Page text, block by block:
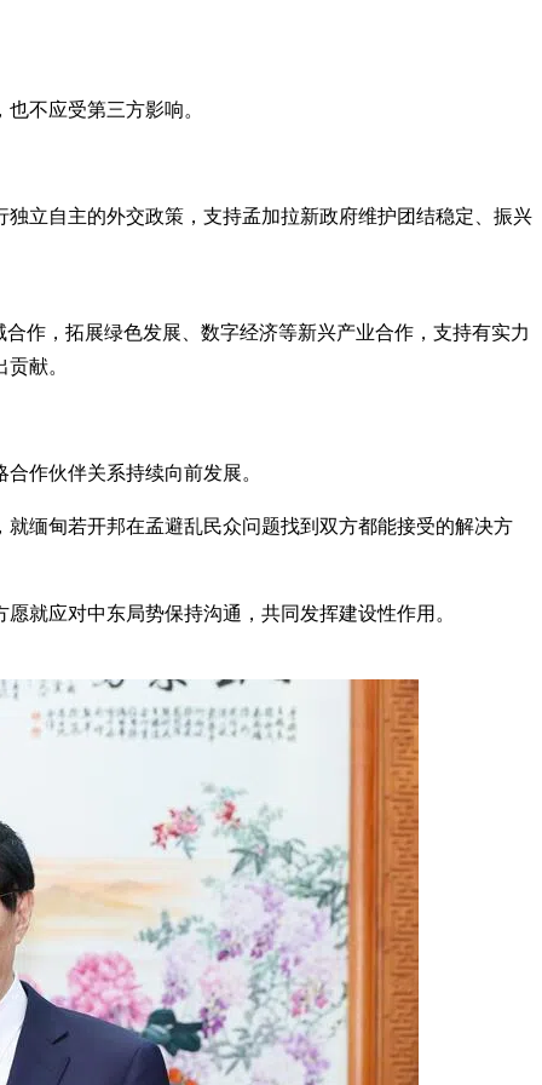
不应受第三方影响。
立自主的外交政策，支持孟加拉新政府维护团结稳定、振兴
作，拓展绿色发展、数字经济等新兴产业合作，支持有实力
献。
作伙伴关系持续向前发展。
缅甸若开邦在孟避乱民众问题找到双方都能接受的解决方
就应对中东局势保持沟通，共同发挥建设性作用。